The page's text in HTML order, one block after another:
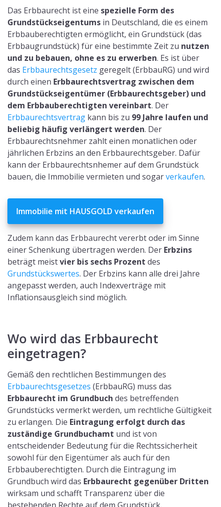
Das Erbbaurecht ist eine spezielle Form des
Grundstückseigentums in Deutschland, die es einem
Erbbauberechtigten ermöglicht, ein Grundstück (das
Erbbaugrundstück) für eine bestimmte Zeit zu nutzen
und zu bebauen, ohne es zu erwerben. Es ist über
das Erbbaurechtsgesetz geregelt (ErbbauRG) und wird
durch einen Erbbaurechtsvertrag zwischen dem
Grundstückseigentümer (Erbbaurechtsgeber) und
dem Erbbauberechtigten vereinbart. Der
Erbbaurechtsvertrag kann bis zu 99 Jahre laufen und
beliebig häufig verlängert werden. Der
Erbbaurechtsnehmer zahlt einen monatlichen oder
jährlichen Erbzins an den Erbbaurechtsgeber. Dafür
kann der Erbbaurechtsnhemer auf dem Grundstück
bauen, die Immobilie vermieten und sogarverkaufen.
Immobilie mit HAUSGOLD verkaufen
Zudem kann das Erbbaurecht vererbt oder im Sinne
einer Schenkung übertragen werden. Der Erbzins
beträgt meistvier bis sechs Prozent des
Grundstückswertes. Der Erbzins kann alle drei Jahre
angepasst werden, auch Indexverträge mit
Inflationsausgleich sind möglich.
Wo wird das Erbbaurecht
eingetragen?
Gemäß den rechtlichen Bestimmungen des
Erbbaurechtsgesetzes (ErbbauRG) muss das
Erbbaurecht im Grundbuch des betreffenden
Grundstücks vermerkt werden, um rechtliche Gültigkeit
zu erlangen. Die Eintragung erfolgt durch das
zuständige Grundbuchamt und ist von
entscheidender Bedeutung für die Rechtssicherheit
sowohl für den Eigentümer als auch für den
Erbbauberechtigten. Durch die Eintragung im
Grundbuch wird das Erbbaurecht gegenüber Dritten
wirksam und schafft Transparenz über die